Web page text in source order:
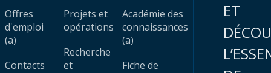
Offres
d'emploi
(a)
Contacts
Projets et
opérations
Recherche
et
Académie des
connaissances
(a)
Fiche de
ET